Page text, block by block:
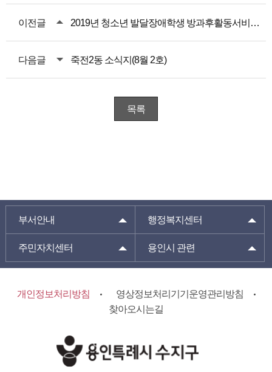
이전글 2019년 청소년 발달장애학생 방과후활동서비스 신청 안내
다음글 죽전2동 소식지(8월 2호)
목록
부서안내 행정복지센터
주민자치센터 용인시 관련
개인정보처리방침
영상정보처리기기운영관리방침
찾아오시는길